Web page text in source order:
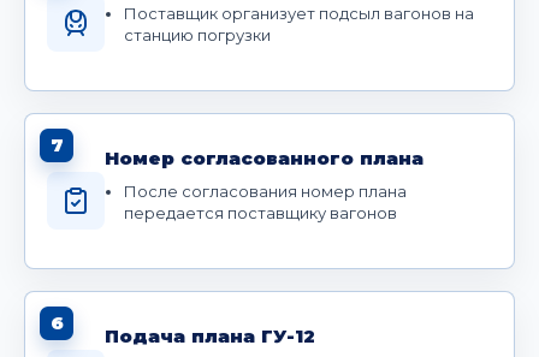
Поставщик организует подсыл вагонов на
станцию погрузки
7
Номер согласованного плана
После согласования номер плана
передается поставщику вагонов
6
Подача плана ГУ-12